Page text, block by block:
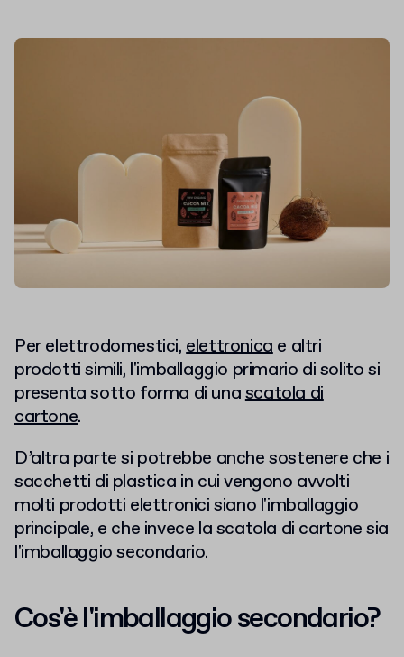
Per elettrodomestici,elettronicae altri
prodotti simili, l'imballaggio primario di solito si
presenta sotto forma di unascatola di
cartone.
D’altra parte si potrebbe anche sostenere che i
sacchetti di plastica in cui vengono avvolti
molti prodotti elettronici siano l'imballaggio
principale, e che invece la scatola di cartone sia
l'imballaggio secondario.
Cos'è l'imballaggio secondario?